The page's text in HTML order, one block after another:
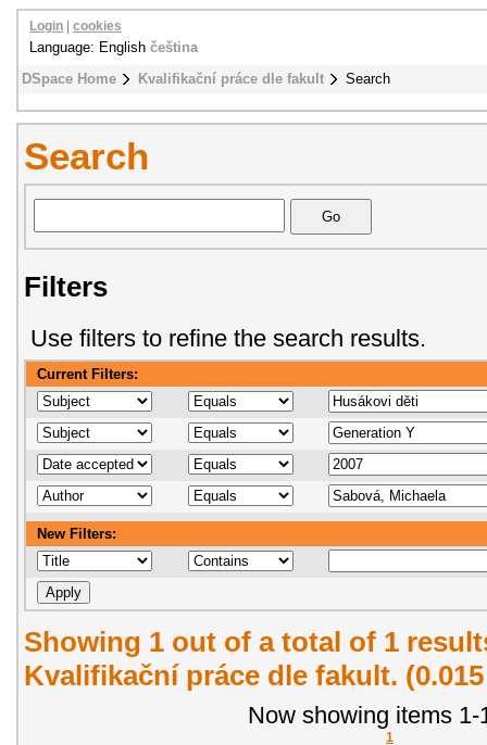
DSpace Home Kvalifikační práce dle fakult Search
Login cookies
Language: English čeština
Search
Filters
Use filters to refine the search results.
Current Filters:
New Filters:
Showing 1 out of a total of 1
Kvalifikační práce dle fakult.
Now showing items 1-
1